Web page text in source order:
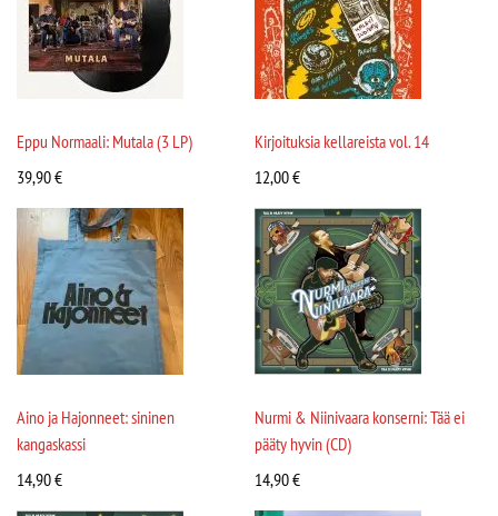
Eppu Normaali: Mutala (3 LP)
39,90€
Kirjoituksia kellareista vol. 14
12,00€
Aino ja Hajonneet: sininen
kangaskassi
14,90€
Nurmi & Niinivaara konserni: Tää ei
pääty hyvin (CD)
14,90€